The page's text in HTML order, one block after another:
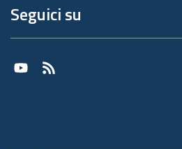
Seguici su
Youtube
RSS